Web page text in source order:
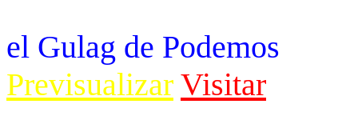
el Gulag de Podemos
Previsualizar Visitar